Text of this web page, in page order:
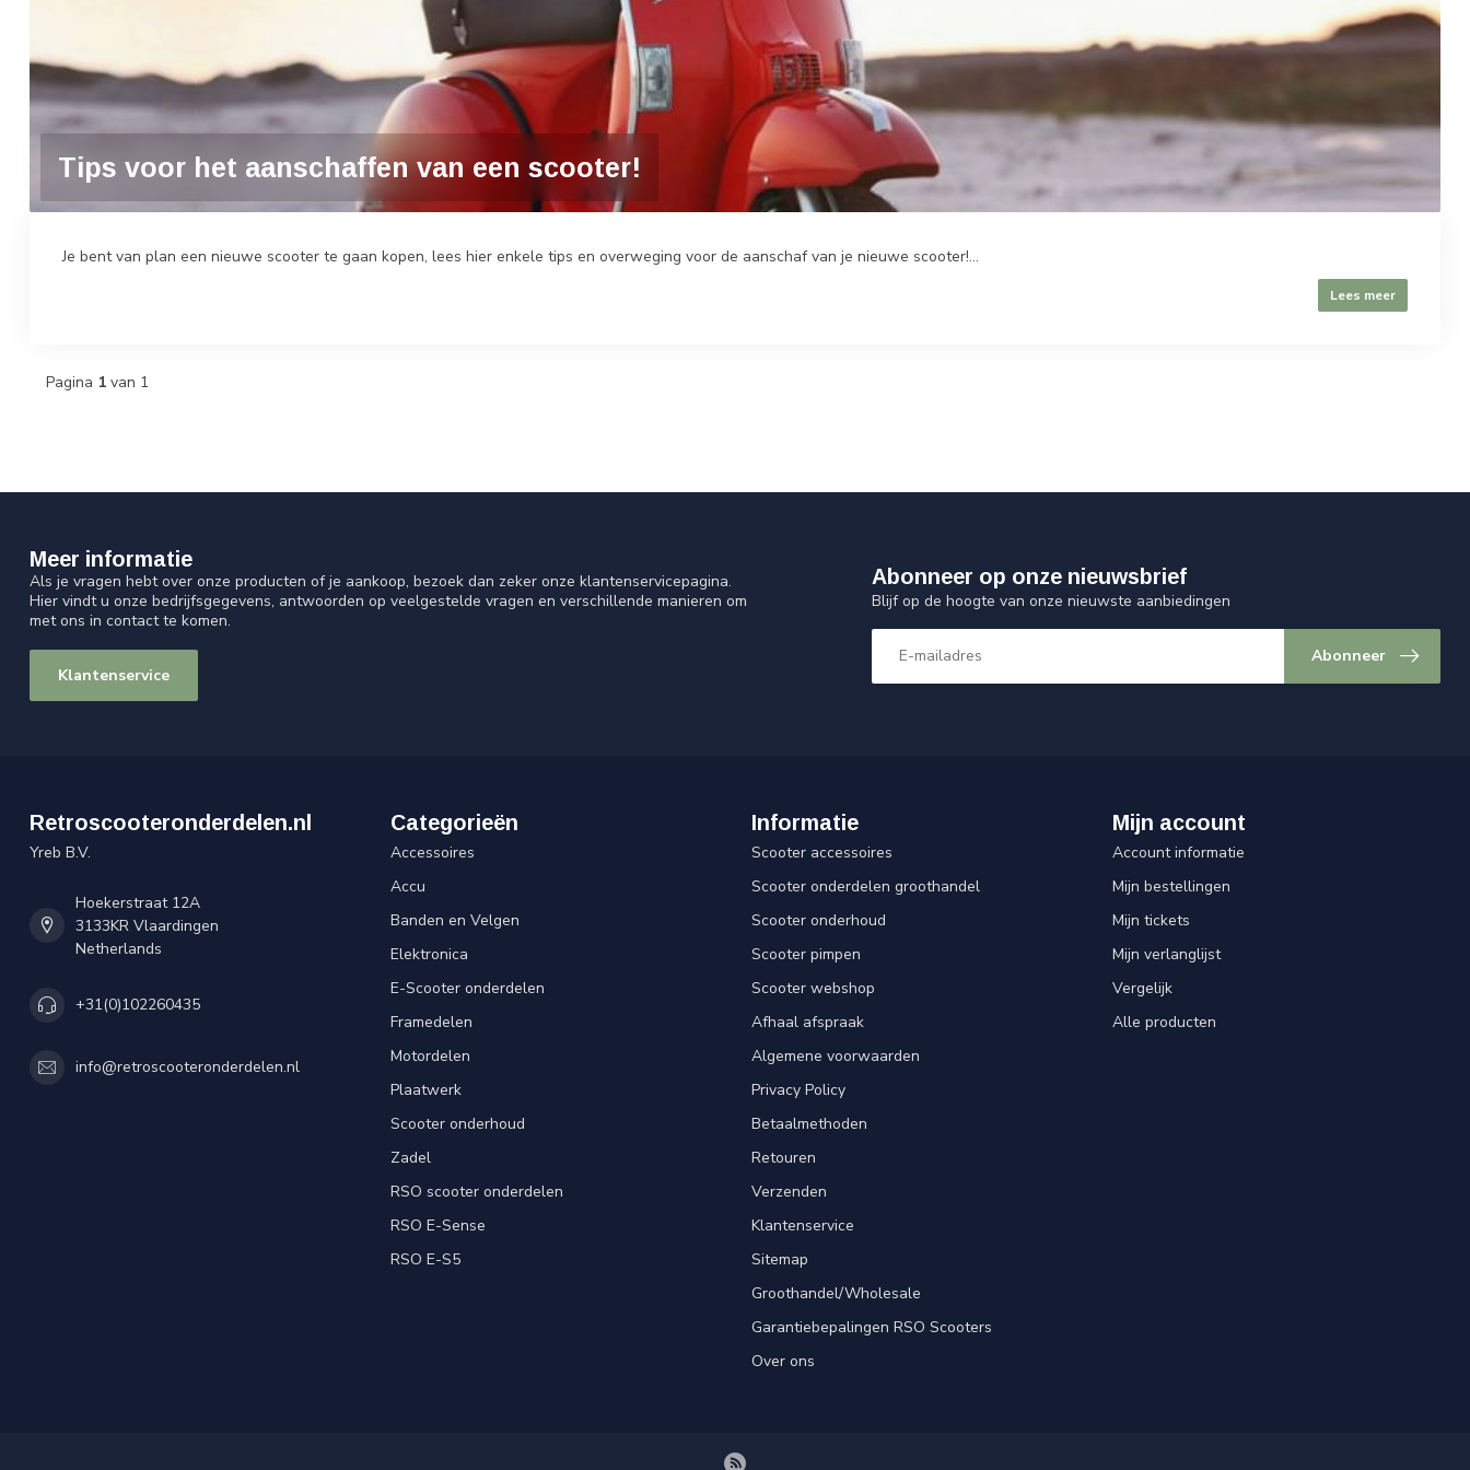
Tips voor het aanschaffen van een scooter!
Je bent van plan een nieuwe scooter te gaan kopen, lees hier enkele tips en overweging voor de aanschaf van je nieuwe scooter!...
Lees meer
Pagina 1 van 1
Meer informatie
Als je vragen hebt over onze producten of je aankoop, bezoek dan zeker onze klantenservicepagina.
Hier vindt u onze bedrijfsgegevens, antwoorden op veelgestelde vragen en verschillende manieren om
met ons in contact te komen.
Klantenservice
Abonneer op onze nieuwsbrief
Blijf op de hoogte van onze nieuwste aanbiedingen
Abonneer
Retroscooteronderdelen.nl
Yreb B.V.
Hoekerstraat 12A
3133KR Vlaardingen
Netherlands
+31(0)102260435
info@retroscooteronderdelen.nl
Categorieën
Accessoires
Accu
Banden en Velgen
Elektronica
E-Scooter onderdelen
Framedelen
Motordelen
Plaatwerk
Scooter onderhoud
Zadel
RSO scooter onderdelen
RSO E-Sense
RSO E-S5
Informatie
Scooter accessoires
Scooter onderdelen groothandel
Scooter onderhoud
Scooter pimpen
Scooter webshop
Afhaal afspraak
Algemene voorwaarden
Privacy Policy
Betaalmethoden
Retouren
Verzenden
Klantenservice
Sitemap
Groothandel/Wholesale
Garantiebepalingen RSO Scooters
Over ons
Mijn account
Account informatie
Mijn bestellingen
Mijn tickets
Mijn verlanglijst
Vergelijk
Alle producten